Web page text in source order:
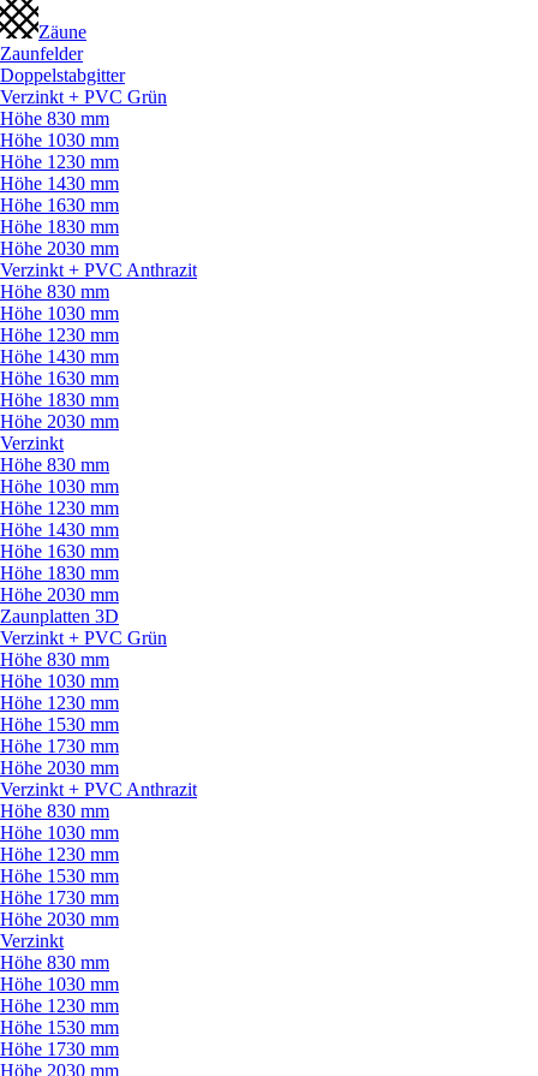
Zäune
Zaunfelder
Doppelstabgitter
Verzinkt + PVC Grün
Höhe 830 mm
Höhe 1030 mm
Höhe 1230 mm
Höhe 1430 mm
Höhe 1630 mm
Höhe 1830 mm
Höhe 2030 mm
Verzinkt + PVC Anthrazit
Höhe 830 mm
Höhe 1030 mm
Höhe 1230 mm
Höhe 1430 mm
Höhe 1630 mm
Höhe 1830 mm
Höhe 2030 mm
Verzinkt
Höhe 830 mm
Höhe 1030 mm
Höhe 1230 mm
Höhe 1430 mm
Höhe 1630 mm
Höhe 1830 mm
Höhe 2030 mm
Zaunplatten 3D
Verzinkt + PVC Grün
Höhe 830 mm
Höhe 1030 mm
Höhe 1230 mm
Höhe 1530 mm
Höhe 1730 mm
Höhe 2030 mm
Verzinkt + PVC Anthrazit
Höhe 830 mm
Höhe 1030 mm
Höhe 1230 mm
Höhe 1530 mm
Höhe 1730 mm
Höhe 2030 mm
Verzinkt
Höhe 830 mm
Höhe 1030 mm
Höhe 1230 mm
Höhe 1530 mm
Höhe 1730 mm
Höhe 2030 mm